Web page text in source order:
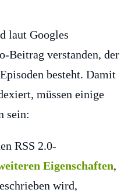
laut Googles
Beitrag verstanden, der
besteht. Damit
müssen einige
sein:
RSS 2.0-
Eigenschaften,
wird,